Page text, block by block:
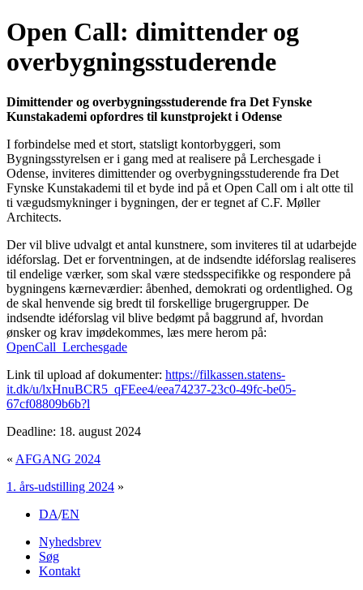
Open Call: dimittender og
overbygningsstuderende
Dimittender og overbygningsstuderende fra Det Fynske
Kunstakademi opfordres til kunstprojekt i Odense
I forbindelse med et stort, statsligt kontorbyggeri, som
Bygningsstyrelsen er i gang med at realisere på Lerchesgade i
Odense, inviteres dimittender og overbygningsstuderende fra Det
Fynske Kunstakademi til et byde ind på et Open Call om i alt otte til
ti vægudsmykninger i bygningen, der er tegnet af C.F. Møller
Architects.
Der vil blive udvalgt et antal kunstnere, som inviteres til at udarbejde
idéforslag. Det er forventningen, at de indsendte idéforslag realiseres
til endelige værker, som skal være stedsspecifikke og respondere på
bygningens kærneværdier: åbenhed, demokrati og ordentlighed. Og
de skal henvende sig bredt til forskellige brugergrupper. De
indsendte idéforslag vil blive bedømt på baggrund af, hvordan
ønsker og krav imødekommes, læs mere herom på:
OpenCall_Lerchesgade
Link til upload af dokumenter: https://filkassen.statens-
it.dk/u/lxHnuBCR5_qFEee4/eea74237-23c0-49fc-be05-
67cf08809b6b?l
Deadline: 18. august 2024
« AFGANG 2024
1. års-udstilling 2024 »
DA/EN
Nyhedsbrev
Søg
Kontakt